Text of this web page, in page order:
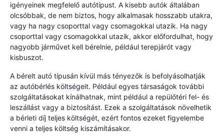
igényeinek megfelelő autótípust. A kisebb autók általában
olcsóbbak, de nem biztos, hogy alkalmasak hosszabb utakra,
vagy ha nagy csoporttal vagy csomagokkal utazik. Ha nagy
csoporttal vagy csomagokkal utazik, akkor előfordulhat, hogy
nagyobb járművet kell bérelnie, például terepjárót vagy
kisbuszot.
A bérelt autó típusán kívül más tényezők is befolyásolhatják
az autóbérlés költségeit. Például egyes társaságok további
szolgáltatásokat kínálhatnak, mint például a repülőtéri fel- és
leszállást vagy a biztosítást. Ezek a szolgáltatások növelhetik
a bérleti díj teljes költségét, ezért fontos ezeket figyelembe
venni a teljes költség kiszámításakor.